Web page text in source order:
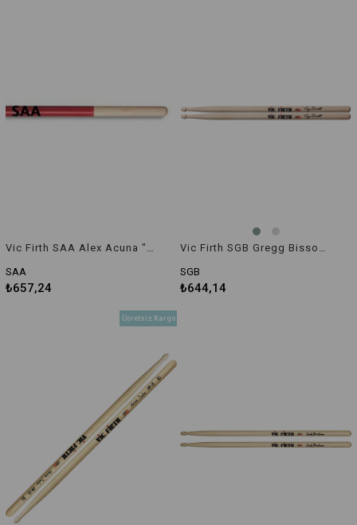
SAA
₺657,24
SGB
₺644,14
Ücretsiz Kargo